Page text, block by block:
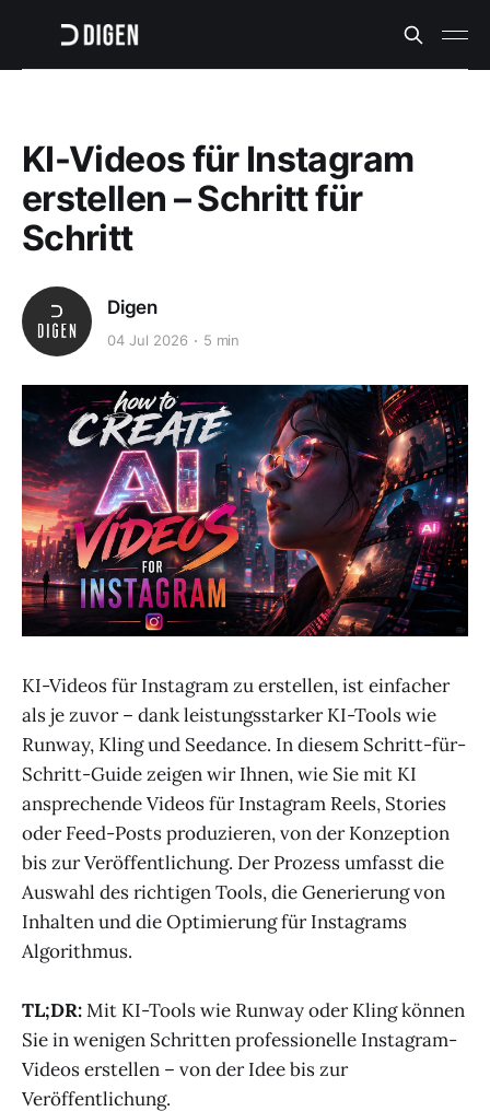
KI-Videos für Instagram
erstellen – Schritt für
Schritt
Digen
04 Jul 2026 5 min
KI-Videos für Instagram zu erstellen, ist einfacher
als je zuvor – dank leistungsstarker KI-Tools wie
Runway, Kling und Seedance. In diesem Schritt-für-
Schritt-Guide zeigen wir Ihnen, wie Sie mit KI
ansprechende Videos für Instagram Reels, Stories
oder Feed-Posts produzieren, von der Konzeption
bis zur Veröffentlichung. Der Prozess umfasst die
Auswahl des richtigen Tools, die Generierung von
Inhalten und die Optimierung für Instagrams
Algorithmus.
TL;DR:Mit KI-Tools wie Runway oder Kling können
Sie in wenigen Schritten professionelle Instagram-
Videos erstellen – von der Idee bis zur
Veröffentlichung.